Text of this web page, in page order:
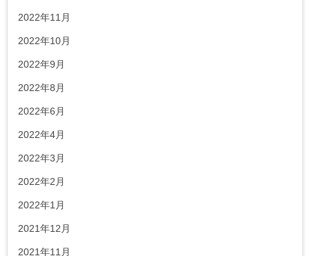
2022年11月
2022年10月
2022年9月
2022年8月
2022年6月
2022年4月
2022年3月
2022年2月
2022年1月
2021年12月
2021年11月